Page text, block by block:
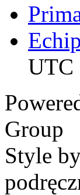
UTC
Group
Style